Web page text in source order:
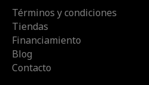
Términos y condiciones
Tiendas
Financiamiento
Blog
Contacto